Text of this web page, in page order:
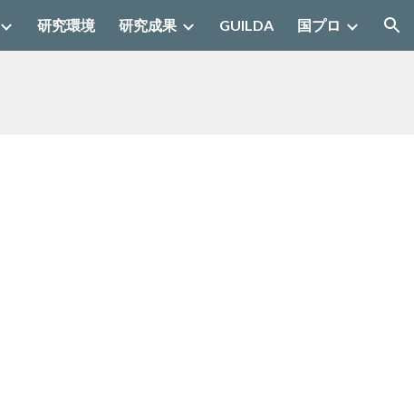
研究環境 研究成果 GUILDA 国プロ